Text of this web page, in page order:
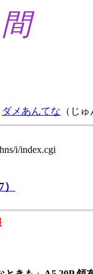
ダメあんてな （じ
i/index.cgi